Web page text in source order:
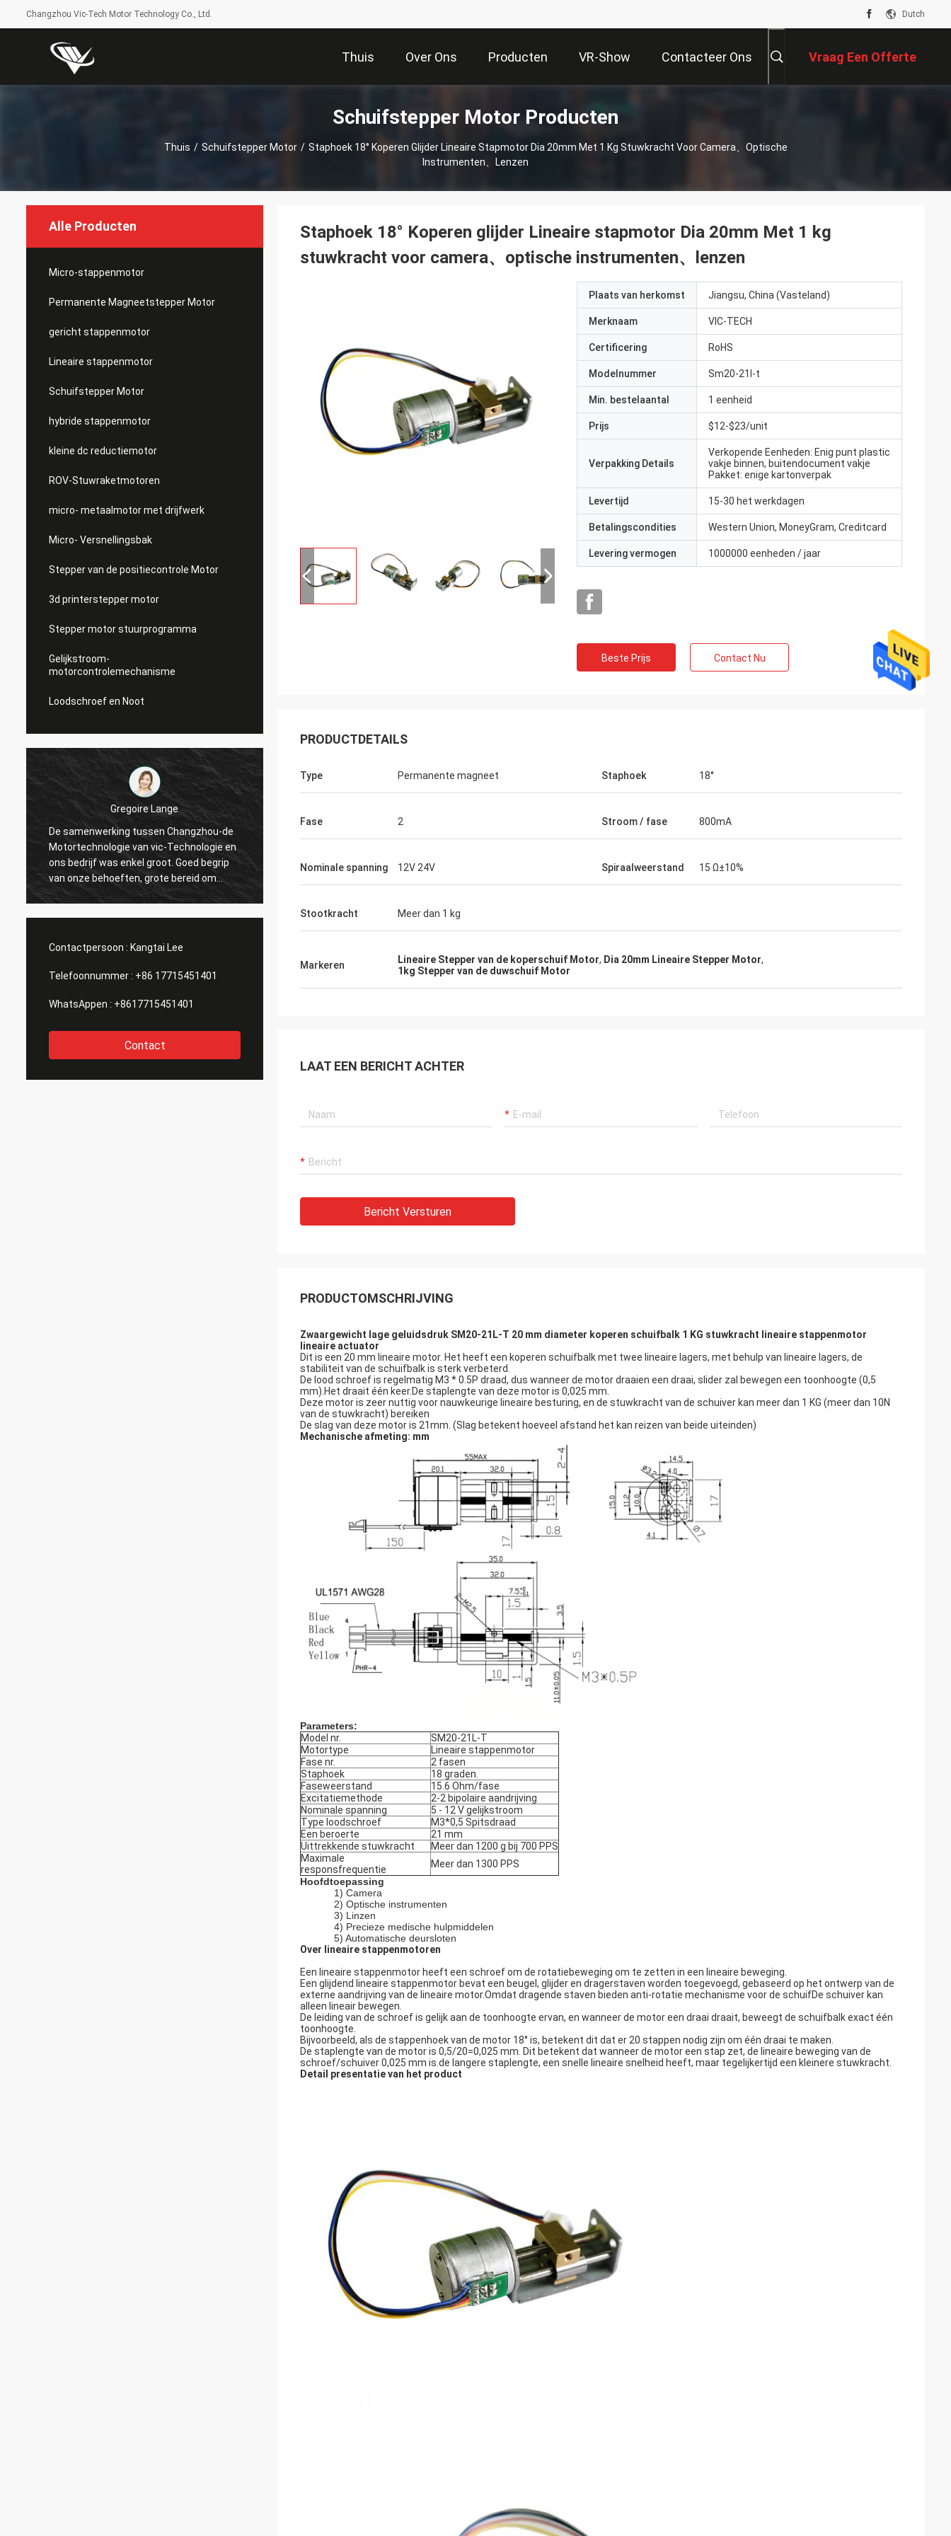
Changzhou Vic-Tech Motor Technology Co., Ltd. Dutch
Thuis Over Ons Producten VR-Show Contacteer Ons Vraag Een Offerte
Schuifstepper Motor Producten
Thuis / Schuifstepper Motor / Staphoek 18° Koperen Glijder Lineaire Stapmotor Dia 20mm Met 1 Kg Stuwkracht Voor Camera、optische
Instrumenten、lenzen
Alle Producten
Micro-stappenmotor
Permanente Magneetstepper Motor
gericht stappenmotor
Lineaire stappenmotor
Schuifstepper Motor
hybride stappenmotor
kleine dc reductiemotor
ROV-Stuwraketmotoren
micro- metaalmotor met drijfwerk
Micro- Versnellingsbak
Stepper van de positiecontrole Motor
3d printerstepper motor
Stepper motor stuurprogramma
Gelijkstroom-
motorcontrolemechanisme
Loodschroef en Noot
Gregoire Lange
De samenwerking tussen Changzhou-de
Motortechnologie van vic-Technologie en
ons bedrijf was enkel groot. Goed begrip
van onze behoeften, grote bereid om
onze problemen op te lossen. Ik adviseer!
Tegenschakelaars waar toegevoegd aan
antwoordt zeer snel en hulp in het nemen
Contactpersoon : Kangtai Lee
Telefoonnummer : +86 17715451401
WhatsAppen : +8617715451401
Contact
Staphoek 18° Koperen glijder Lineaire stapmotor Dia 20mm Met 1 kg
stuwkracht voor camera、optische instrumenten、lenzen
Plaats van herkomst Jiangsu, China (Vasteland)
Merknaam VIC-TECH
Certificering RoHS
Modelnummer Sm20-21l-t
Min. bestelaantal 1 eenheid
Prijs $12-$23/unit
Verpakking Details
Verkopende Eenheden: Enig punt plastic
vakje binnen, buitendocument vakje
Pakket: enige kartonverpak
Levertijd 15-30 het werkdagen
Betalingscondities Western Union, MoneyGram, Creditcard
Levering vermogen 1000000 eenheden / jaar
Beste Prijs Contact Nu
PRODUCTDETAILS
Type Permanente magneet Staphoek 18°
Fase 2 Stroom / fase 800mA
Nominale spanning 12V 24V Spiraalweerstand 15 Ω±10%
Stootkracht Meer dan 1 kg
Markeren Lineaire Stepper van de koperschuif Motor, Dia 20mm Lineaire Stepper Motor,
1kg Stepper van de duwschuif Motor
LAAT EEN BERICHT ACHTER
Bericht Versturen
PRODUCTOMSCHRIJVING
Zwaargewicht lage geluidsdruk SM20-21L-T 20 mm diameter koperen schuifbalk 1 KG stuwkracht lineaire stappenmotor
lineaire actuator
Dit is een 20 mm lineaire motor. Het heeft een koperen schuifbalk met twee lineaire lagers, met behulp van lineaire lagers, de
stabiliteit van de schuifbalk is sterk verbeterd.
De lood schroef is regelmatig M3 * 0.5P draad, dus wanneer de motor draaien een draai, slider zal bewegen een toonhoogte (0,5
mm).Het draait één keer.De staplengte van deze motor is 0,025 mm.
Deze motor is zeer nuttig voor nauwkeurige lineaire besturing, en de stuwkracht van de schuiver kan meer dan 1 KG (meer dan 10N
van de stuwkracht) bereiken
De slag van deze motor is 21mm. (Slag betekent hoeveel afstand het kan reizen van beide uiteinden)
Mechanische afmeting: mm
Parameters:
Model nr.
SM20-21L-T
Motortype
Lineaire stappenmotor
Fase nr.
2 fasen
Staphoek
18 graden.
Faseweerstand
15.6 Ohm/fase
Excitatiemethode
2-2 bipolaire aandrijving
Nominale spanning
5 - 12 V gelijkstroom
Type loodschroef
M3*0,5 Spitsdraad
Een beroerte
21 mm
Uittrekkende stuwkracht
Meer dan 1200 g bij 700 PPS
Maximale
responsfrequentie
Meer dan 1300 PPS
Hoofdtoepassing
1) Camera
2) Optische instrumenten
3) Linzen
4) Precieze medische hulpmiddelen
5) Automatische deursloten
Over lineaire stappenmotoren
Een lineaire stappenmotor heeft een schroef om de rotatiebeweging om te zetten in een lineaire beweging.
Een glijdend lineaire stappenmotor bevat een beugel, glijder en dragerstaven worden toegevoegd, gebaseerd op het ontwerp van de
externe aandrijving van de lineaire motor.Omdat dragende staven bieden anti-rotatie mechanisme voor de schuifDe schuiver kan
alleen lineair bewegen.
De leiding van de schroef is gelijk aan de toonhoogte ervan, en wanneer de motor een draai draait, beweegt de schuifbalk exact één
toonhoogte.
Bijvoorbeeld, als de stappenhoek van de motor 18° is, betekent dit dat er 20 stappen nodig zijn om één draai te maken.
De staplengte van de motor is 0,5/20=0,025 mm. Dit betekent dat wanneer de motor een stap zet, de lineaire beweging van de
schroef/schuiver 0,025 mm is.de langere staplengte, een snelle lineaire snelheid heeft, maar tegelijkertijd een kleinere stuwkracht.
Detail presentatie van het product